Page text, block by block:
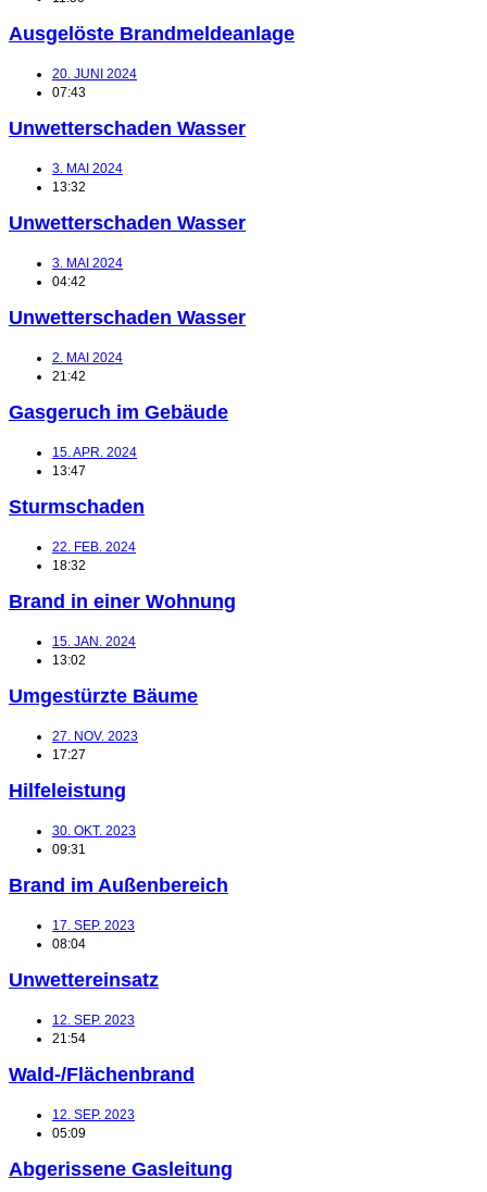
Ausgelöste Brandmeldeanlage
20. JUNI 2024
07:43
Unwetterschaden Wasser
3. MAI 2024
13:32
Unwetterschaden Wasser
3. MAI 2024
04:42
Unwetterschaden Wasser
2. MAI 2024
21:42
Gasgeruch im Gebäude
15. APR. 2024
13:47
Sturmschaden
22. FEB. 2024
18:32
Brand in einer Wohnung
15. JAN. 2024
13:02
Umgestürzte Bäume
27. NOV. 2023
17:27
Hilfeleistung
30. OKT. 2023
09:31
Brand im Außenbereich
17. SEP. 2023
08:04
Unwettereinsatz
12. SEP. 2023
21:54
Wald-/Flächenbrand
12. SEP. 2023
05:09
Abgerissene Gasleitung